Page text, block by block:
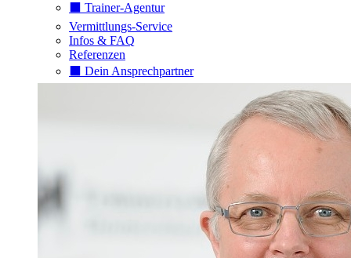
⬛️ Trainer-Agentur
Vermittlungs-Service
Infos & FAQ
Referenzen
⬛️ Dein Ansprechpartner